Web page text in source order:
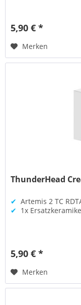
5,90 € *
Merken
ThunderHead
✔ Artemis 2 TC
✔ 1x
5,90 € *
Merken